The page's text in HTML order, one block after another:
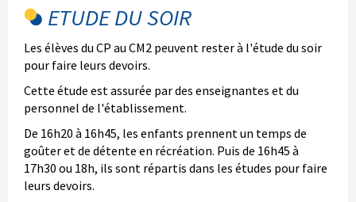
ETUDE DU SOIR
Les élèves du CP au CM2 peuvent rester à l'étude du soir
pour faire leurs devoirs.
Cette étude est assurée par des enseignantes et du
personnel de l'établissement.
De 16h20 à 16h45, les enfants prennent un temps de
goûter et de détente en récréation. Puis de 16h45 à
17h30 ou 18h, ils sont répartis dans les études pour faire
leurs devoirs.